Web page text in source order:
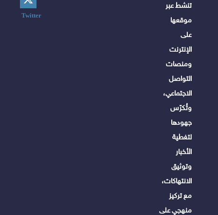
تنشط عبر
موقعها
على
الإنترنت
ومنصات
التواصل
الاجتماعي،
وتُكرّس
جهودها
لتغطية
الأخبار
وتوثيق
الانتهاكات،
مع تركيز
منهجي على
Twitter